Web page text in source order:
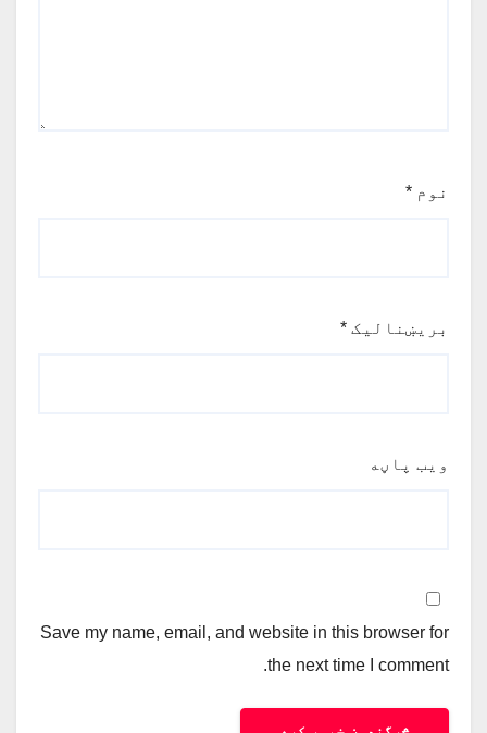
نوم *
بریښنالیک *
ویب پاڼه
Save my name, email, and website in this browser for
the next time I comment.